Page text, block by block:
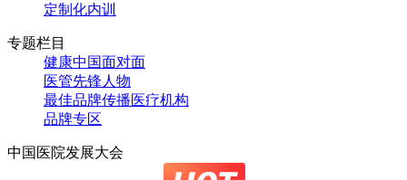
定制化内训
专题栏目
健康中国面对面
医管先锋人物
最佳品牌传播医疗机构
品牌专区
中国医院发展大会